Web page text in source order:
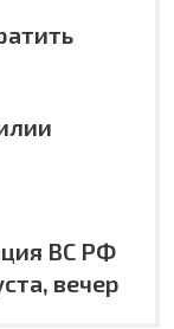
ВС РФ
вечер